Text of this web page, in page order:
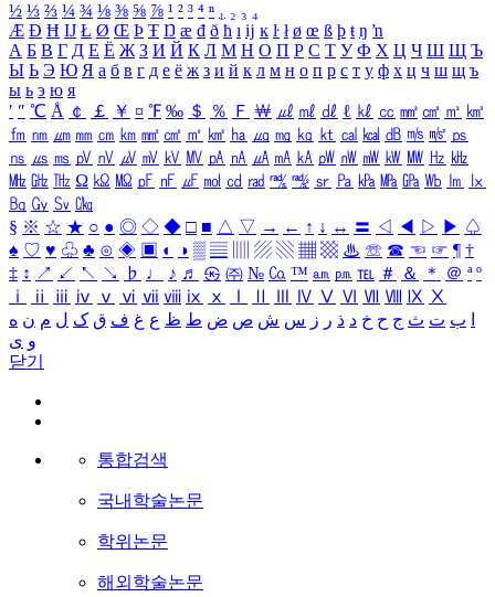
½ ⅓ ⅔ ¼ ¾ ⅛ ⅜ ⅝ ⅞ ¹ ² ³ ⁴ ⁿ ₁ ₂ ₃ ₄
Æ Ð Ħ Ĳ Ł Ø Œ Þ Ŧ Ŋ æ đ ð ħ ı ĳ ĸ ŀ ł ø œ ß þ ŧ ŋ ŉ
А Б В Г Д Е Ё Ж З И Й К Л М Н О П Р С Т У Ф Х Ц Ч Ш Щ Ъ
Ы Ь Э Ю Я а б в г д е ё ж з и й к л м н о п р с т у ф х ц ч ш щ ъ
ы ь э ю я
′ ″ ℃ Å ￠ ￡ ￥ ¤ ℉ ‰ ＄ ％ Ｆ ￦ ㎕ ㎖ ㎗ ℓ ㎘ ㏄ ㎣ ㎤ ㎥ ㎦
㎙ ㎚ ㎛ ㎜ ㎝ ㎞ ㎟ ㎠ ㎡ ㎢ ㏊ ㎍ ㎎ ㎏ ㏏ ㎈ ㎉ ㏈ ㎧ ㎨ ㎰
㎱ ㎲ ㎳ ㎴ ㎵ ㎶ ㎷ ㎸ ㎹ ㎀ ㎁ ㎂ ㎃ ㎄ ㎺ ㎻ ㎽ ㎾ ㎿ ㎐ ㎑
㎒ ㎓ ㎔ Ω ㏀ ㏁ ㎊ ㎋ ㎌ ㏖ ㏅ ㎭ ㎮ ㎯ ㏛ ㎩ ㎪ ㎫ ㎬ ㏝ ㏐
㏓
㏃ ㏉ ㏜ ㏆
§ ※ ☆ ★ ○ ● ◎ ◇ ◆ □ ■ △ ▽ → ← ↑ ↓ ↔ 〓 ◁ ◀ ▷ ▶ ♤
♠ ♡ ♥ ♧ ♣ ⊙ ◈ ▣ ◐ ◑ ▒ ▤ ▨ ▧ ▦ ▩ ♨ ☏ ☎ ☜ ☞ ¶ †
‡ ↕ ↗ ↙ ↖ ↘ ♭ ♩ ♪ ♬ ㉿ ㈜ № ㏇ ™ ㏂ ㏘ ℡ ＃ ＆ ＊ ＠ ª º
ⅰ
ⅱ ⅲ ⅳ ⅴ ⅵ ⅶ ⅷ ⅸ ⅹ Ⅳ Ⅴ Ⅵ Ⅶ Ⅷ Ⅸ Ⅹ
ب ت ث ج ح خ د ذ ر ز س ش ص ض ط ظ ع غ ف ق ک ل م ن ه
و ی
닫기
통합검색
국내학술논문
학위논문
해외학술논문